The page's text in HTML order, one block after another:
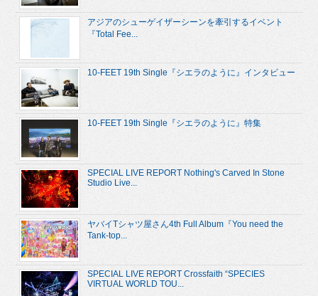
アジアのシューゲイザーシーンを牽引するイベント
『Total Fee...
10-FEET 19th Single『シエラのように』インタビュー
10-FEET 19th Single『シエラのように』特集
SPECIAL LIVE REPORT Nothing's Carved In Stone
Studio Live...
ヤバイTシャツ屋さん4th Full Album『You need the
Tank-top...
SPECIAL LIVE REPORT Crossfaith “SPECIES
VIRTUAL WORLD TOU...